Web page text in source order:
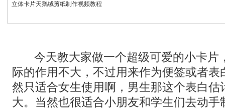
立体卡片天鹅绒剪纸制作视频教程
今天教大家做一个超级可爱的小卡片
际的作用不大，不过用来作为便签或者表
然只适合女生使用啊，男生那这个表白估
大。当然也很适合小朋友和学生们去动手